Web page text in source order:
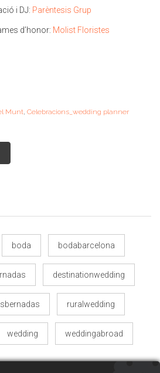
i DJ: Parèntesis Grup
d’honor: Molist Floristes
Munt, Celebracions_wedding planner
boda bodabarcelona
destinationwedding
ruralwedding
wedding weddingabroad